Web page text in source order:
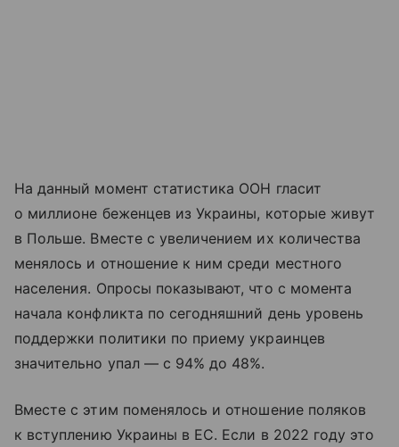
На данный момент статистика ООН гласит
о миллионе беженцев из Украины, которые живут
в Польше. Вместе с увеличением их количества
менялось и отношение к ним среди местного
населения. Опросы показывают, что с момента
начала конфликта по сегодняшний день уровень
поддержки политики по приему украинцев
значительно упал — с 94% до 48%.
Вместе с этим поменялось и отношение поляков
к вступлению Украины в ЕС. Если в 2022 году это